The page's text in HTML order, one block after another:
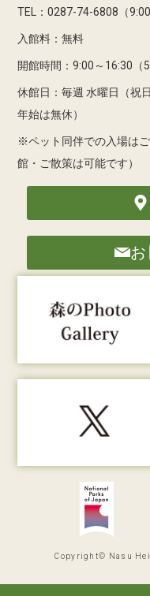
TEL：0287-74-6808（9:00
入館料：無料
開館時間：9:00～16:30（
休館日：毎週 水曜日（祝
年始は無休）
※ペット同伴での入場は
館・ご散策は可能です）
Copyright© Nasu